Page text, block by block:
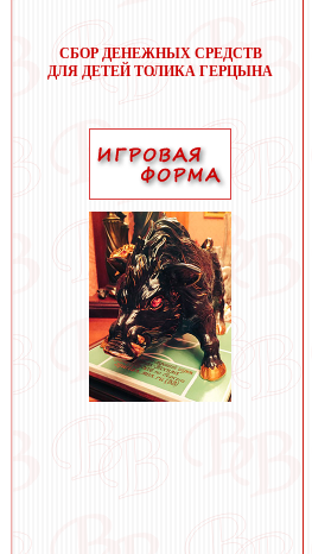
СБОР ДЕНЕЖНЫХ СРЕДСТВ
ДЛЯ ДЕТЕЙ ТОЛИКА ГЕРЦЫНА